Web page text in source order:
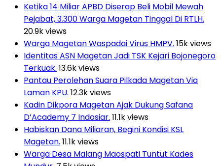
Ketika 14 Miliar APBD Diserap Beli Mobil Mewah
Pejabat, 3.300 Warga Magetan Tinggal Di RTLH.
20.9k views
Warga Magetan Waspadai Virus HMPV. 15k views
Identitas ASN Magetan Jadi TSK Kejari Bojonegoro
Terkuak. 13.6k views
Pantau Perolehan Suara Pilkada Magetan Via
Laman KPU. 12.3k views
Kadin Dikpora Magetan Ajak Dukung Safana
D’Academy 7 Indosiar. 11.1k views
Habiskan Dana Miliaran, Begini Kondisi KSL
Magetan. 11.1k views
Warga Desa Malang Maospati Tuntut Kades